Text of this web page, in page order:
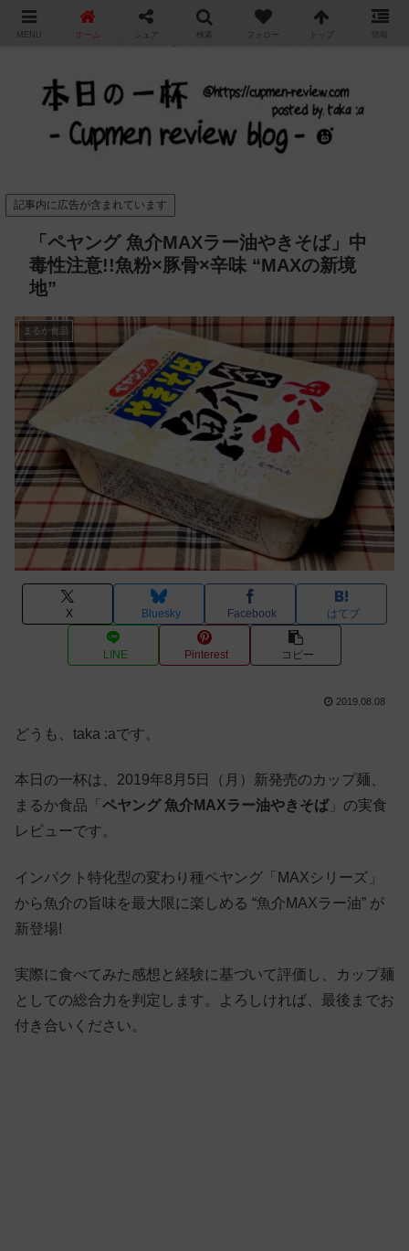
カップ麺の新商品をレビュー / アレンジするブログ
記事内に広告が含まれています
「ペヤング 魚介MAXラー油やきそば」中
毒性注意!!魚粉×豚骨×辛味 “MAXの新境
地”
まるか食品
X Bluesky Facebook はてブ
LINE Pinterest コピー
2019.08.08
どうも、taka :aです。
本日の一杯は、2019年8月5日（月）新発売のカップ麺、
まるか食品「 ペヤング 魚介MAXラー油やきそば」の実食
レビューです。
インパクト特化型の変わり種ペヤング「MAXシリーズ」
から魚介の旨味を最大限に楽しめる “魚介MAXラー油” が
新登場!
実際に食べてみた感想と経験に基づいて評価し、カップ麺
としての総合力を判定します。よろしければ、最後までお
付き合いください。
MENU ホーム シェア 検索 フォロー トップ 情報